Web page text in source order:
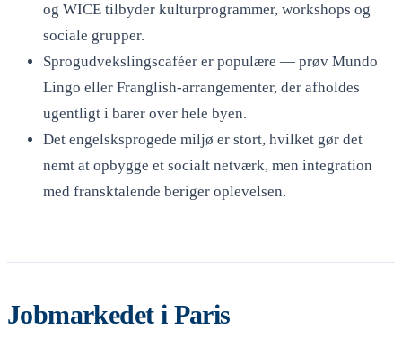
og WICE tilbyder kulturprogrammer, workshops og
sociale grupper.
Sprogudvekslingscaféer er populære — prøv Mundo
Lingo eller Franglish-arrangementer, der afholdes
ugentligt i barer over hele byen.
Det engelsksprogede miljø er stort, hvilket gør det
nemt at opbygge et socialt netværk, men integration
med fransktalende beriger oplevelsen.
Jobmarkedet i Paris